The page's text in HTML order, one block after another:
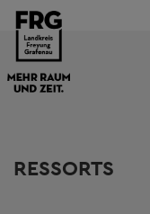
RESSORTS